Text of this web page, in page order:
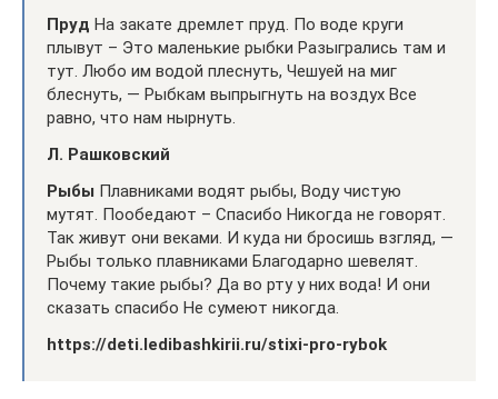
Пруд На закате дремлет пруд. По воде круги
плывут – Это маленькие рыбки Разыгрались там и
тут. Любо им водой плеснуть, Чешуей на миг
блеснуть, — Рыбкам выпрыгнуть на воздух Все
равно, что нам нырнуть.
Л. Рашковский
Рыбы Плавниками водят рыбы, Воду чистую
мутят. Пообедают – Спасибо Никогда не говорят.
Так живут они веками. И куда ни бросишь взгляд, —
Рыбы только плавниками Благодарно шевелят.
Почему такие рыбы? Да во рту у них вода! И они
сказать спасибо Не сумеют никогда.
https://deti.ledibashkirii.ru/stixi-pro-rybok